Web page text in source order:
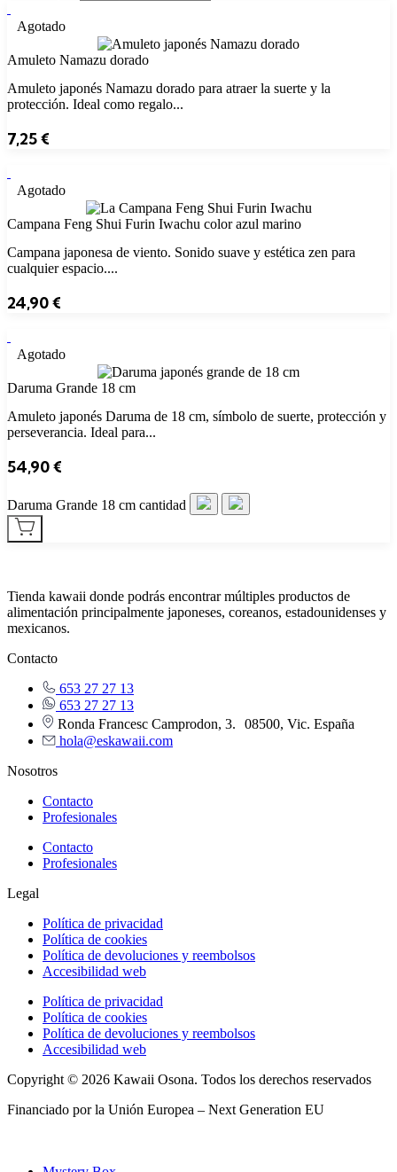
Agotado
Amuleto Namazu dorado
Amuleto japonés Namazu dorado para atraer la suerte y la
protección. Ideal como regalo...
7,25€
Agotado
Campana Feng Shui Furin Iwachu color azul marino
Campana japonesa de viento. Sonido suave y estética zen para
cualquier espacio....
24,90€
Agotado
Daruma Grande 18 cm
Amuleto japonés Daruma de 18 cm, símbolo de suerte, protección y
perseverancia. Ideal para...
54,90€
Daruma Grande 18 cm cantidad
Tienda kawaii donde podrás encontrar múltiples productos de
alimentación principalmente japoneses, coreanos, estadounidenses y
mexicanos.
Contacto
653 27 27 13
653 27 27 13
Ronda Francesc Camprodon, 3. 08500, Vic. España
hola@eskawaii.com
Nosotros
Contacto
Profesionales
Contacto
Profesionales
Legal
Política de privacidad
Política de cookies
Política de devoluciones y reembolsos
Accesibilidad web
Política de privacidad
Política de cookies
Política de devoluciones y reembolsos
Accesibilidad web
Copyright © 2026 Kawaii Osona. Todos los derechos reservados
Financiado por la Unión Europea – Next Generation EU